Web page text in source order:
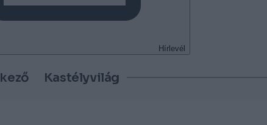
Hírlevél
Kastélyvilág